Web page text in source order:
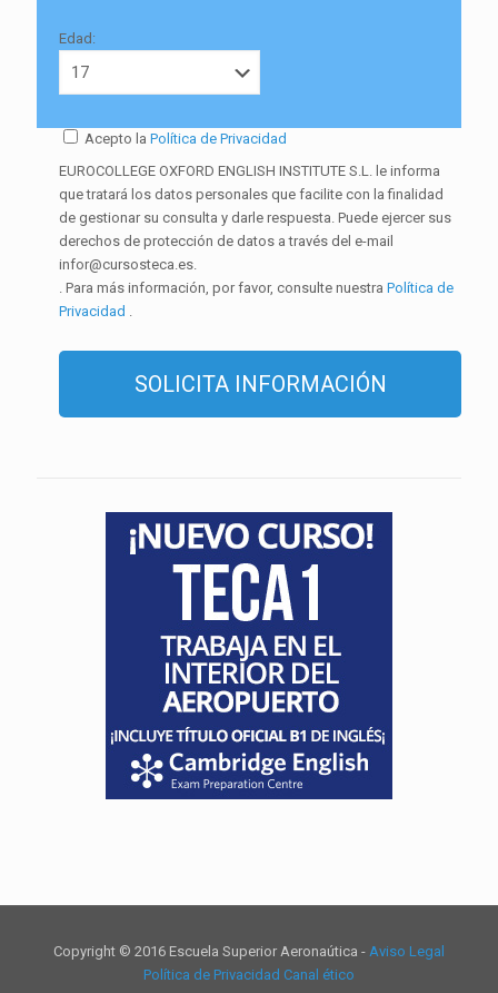
Edad:
Acepto la Política de Privacidad
EUROCOLLEGE OXFORD ENGLISH INSTITUTE S.L. le informa
que tratará los datos personales que facilite con la finalidad
de gestionar su consulta y darle respuesta. Puede ejercer sus
derechos de protección de datos a través del e-mail
infor@cursosteca.es.
. Para más información, por favor, consulte nuestra Política de
Privacidad .
Copyright © 2016 Escuela Superior Aeronaútica - Aviso Legal
Política de Privacidad Canal ético